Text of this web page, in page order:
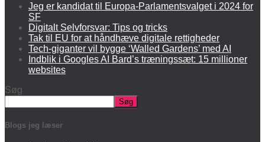
Jeg er kandidat til Europa-Parlamentsvalget i 2024 for
SF
Digitalt Selvforsvar: Tips og tricks
Tak til EU for at håndhæve digitale rettigheder
Tech-giganter vil bygge ‘Walled Gardens’ med AI
Indblik i Googles AI Bard’s træningssæt: 15 millioner
websites
Søg
Søg
Blogs jeg læser